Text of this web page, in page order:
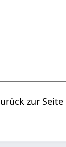
zur Seite